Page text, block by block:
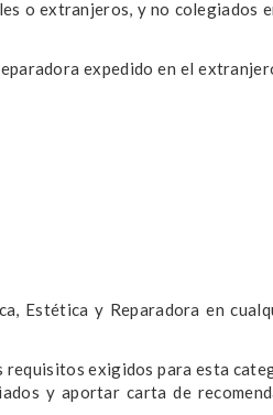
o extranjeros, y no colegiados
expedido en el
Estética y Reparadora en
requisitos exigidos para esta
y aportar carta de